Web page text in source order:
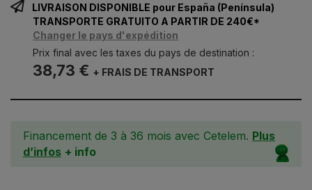
LIVRAISON DISPONIBLE pour España (Península)
TRANSPORTE GRATUITO A PARTIR DE 240€*
Changer le pays d'expédition
Prix final avec les taxes du pays de destination :
38,73 € + FRAIS DE TRANSPORT
Financement de 3 à 36 mois avec Cetelem. Plus
d’infos + info